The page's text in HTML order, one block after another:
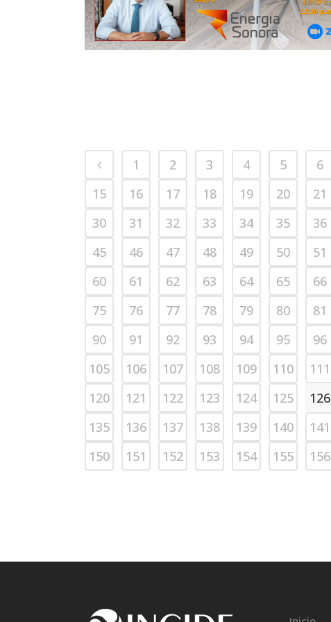
1 2 3 4 5 6
15
16 17 18 19 20 21
30
31 32 33 34 35 36
45
46 47 48 49 50 51
60
61 62 63 64 65 66
75
76 77 78 79 80 81
90
91 92 93 94 95 96
105
106 107 108 109 110 111
120
121 122 123 124 125 126
135
136 137 138 139 140 141
150
151 152 153 154 155 156